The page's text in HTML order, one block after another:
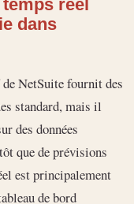
réel
dans
NetSuite fournit des
standard, mais il
des données
que de prévisions
est principalement
de bord